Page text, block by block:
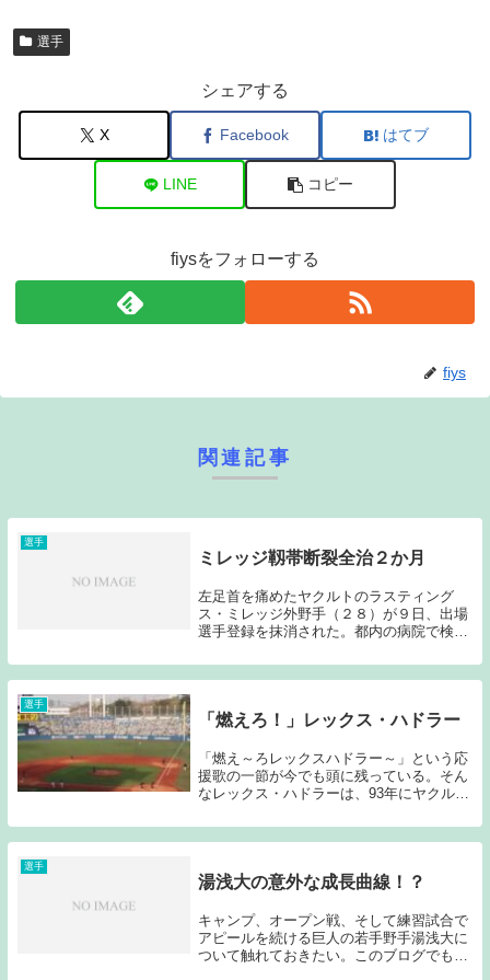
選手
シェアする
X Facebook はてブ
LINE コピー
fiysをフォローする
fiys
関連記事
選手
ミレッジ靱帯断裂全治２か月
左足首を痛めたヤクルトのラスティング
ス・ミレッジ外野手（２８）が９日、出場
選手登録を抹消された。都内の病院で検査
を負い、全治約２カ月と診断された。今季
成績は９６試合に出場し、打率２割５分１
選手
「燃えろ！」レックス・ハドラー
「燃え～ろレックスハドラー～」という応
援歌の一節が今でも頭に残っている。そん
なレックス・ハドラーは、93年にヤクルト
て、セリーグ制覇、日本一に貢献した隠れ
た名助っ人外国人選手である。92年にリー
選手
湯浅大の意外な成長曲線！？
キャンプ、オープン戦、そして練習試合で
アピールを続ける巨人の若手野手湯浅大に
ついて触れておきたい。このブログでも2